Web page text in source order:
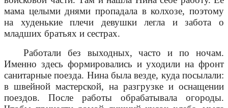
мама целыми днями пропадала в колхозе, поэтому
на худенькие плечи девушки легла и забота о
младших братьях и сестрах.
Работали без выходных, часто и по ночам.
Именно здесь формировались и уходили на фронт
санитарные поезда. Нина была везде, куда посылали:
в швейной мастерской, на разгрузке и оснащении
поездов. После работы обрабатывала огороды.